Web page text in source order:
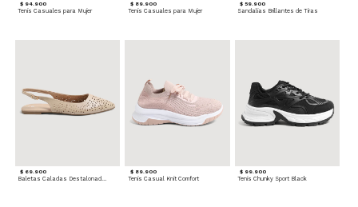
$ 94.900
Tenis Casuales para Mujer
$ 89.900
Tenis Casuales para Mujer
$ 59.900
Sandalias Brillantes de Tiras
$ 69.900 $ 89.900
Tenis Casual Knit Comfort
$ 99.900
Tenis Chunky Sport Black